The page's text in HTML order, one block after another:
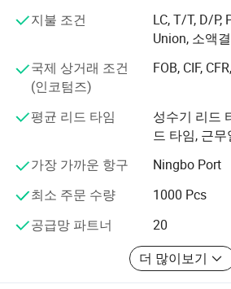
이 역동적인 팀에는 5년 간의 제조 및
으로 제작된 마사지기 기계 및 개인
Co., Ltd.는 생산, R&D, 제조 및 판매를
다. 품질과 경제성은 우리의 사명선언
인 설치를 통해 합리적인 가격으로
능형 마사지기를 제공합니다.
저희는 전문적이고 과학적인 품질 관
CE, FCC, RoHS 및 기타 권한 인증을
OEM, ODM, 미국, 유럽, 호주, 동남아
로 제품을 수출하는 것을 지원하고 있
우리를 경쟁사와 차별화하는 것은 바
지불 조건
LC, T/T, D/P,
Union, 소액
국제 상거래 조건
(인코텀즈)
FOB, CIF,
평균 리드 타임
성수기 리드
드 타임, 근
가장 가까운 항구
Ningbo Port
최소 주문 수량
1000 Pcs
공급망 파트너
20
더 많이보기